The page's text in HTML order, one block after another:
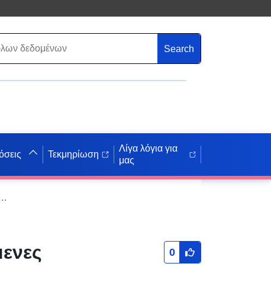
Search
Τεκμηρίωση
Λίγα λόγια για
μας
Τοπικές Περιοχές (μετά) 1998, Περιοχές
0